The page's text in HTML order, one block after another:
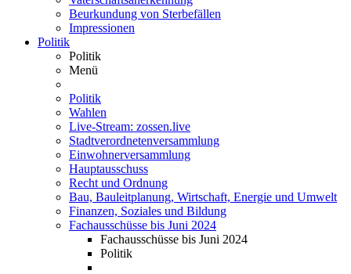
Beurkundung von Sterbefällen
Impressionen
Politik
Politik
Menü
Politik
Wahlen
Live-Stream: zossen.live
Stadtverordnetenversammlung
Einwohnerversammlung
Hauptausschuss
Recht und Ordnung
Bau, Bauleitplanung, Wirtschaft, Energie und Umwelt
Finanzen, Soziales und Bildung
Fachausschüsse bis Juni 2024
Fachausschüsse bis Juni 2024
Politik